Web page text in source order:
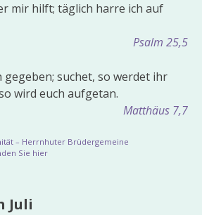
mir hilft; täglich harre ich auf
Psalm 25,5
gegeben; suchet, so werdet ihr
wird euch aufgetan.
Matthäus 7,7
– Herrnhuter Brüdergemeine
Sie hier
Juli